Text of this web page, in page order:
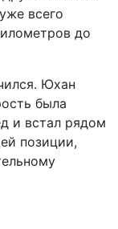
всего
до
Юхан
была
и встал рядом
позиции,